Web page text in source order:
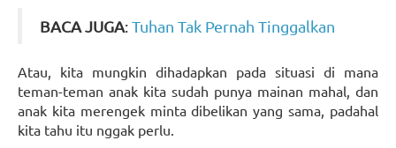
BACA JUGA:Tuhan Tak Pernah Tinggalkan
Atau, kita mungkin dihadapkan pada situasi di mana
teman-teman anak kita sudah punya mainan mahal, dan
anak kita merengek minta dibelikan yang sama, padahal
kita tahu itu nggak perlu.